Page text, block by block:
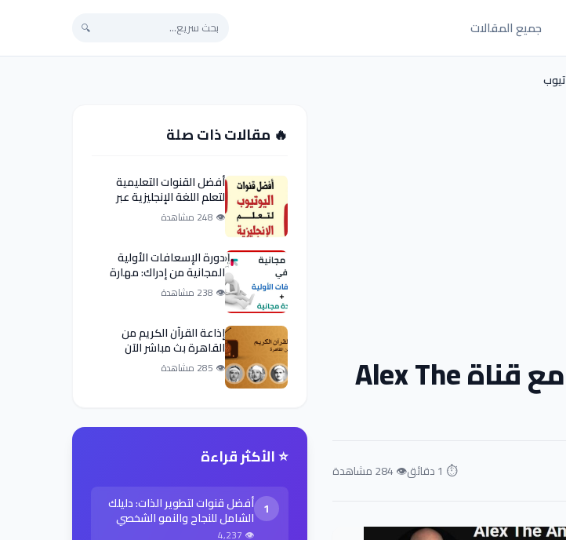
جميع المقالات 🔍
تعلم تحليل البيانات خطوة بخطوة مع قناة Alex The
⏱ 1 دقائق 👁 284 مشاهدة
🔥 مقالات ذات صلة
أفضل القنوات التعليمية
لتعلم اللغة الإنجليزية عبر
يوتيوب
👁 248 مشاهدة
دورة الإسعافات الأولية
المجانية من إدراك: مهارة
تنقذ حياة
👁 238 مشاهدة
إذاعة القرآن الكريم من
القاهرة بث مباشر الآن
👁 285 مشاهدة
⭐ الأكثر قراءة
1 أفضل قنوات لتطوير الذات: دليلك
الشامل للنجاح والنمو الشخصي
👁 4,237